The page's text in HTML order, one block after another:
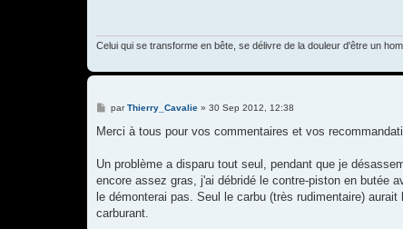
Celui qui se transforme en bête, se délivre de la douleur d'être un
M
s
g
parThierry_Cavalie» 30 Sep 2012, 12:38
Merci à tous pour vos commentaires et vos
Un problème a disparu tout seul, pendant que je
encore assez gras, j'ai débridé le contre-piston en butée
le démonterai pas. Seul le carbu (très rudimentaire)
carburant.